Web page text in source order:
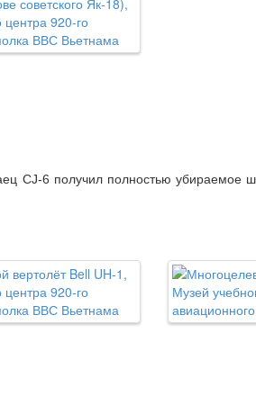
CJ-6 получил полностью убираемое